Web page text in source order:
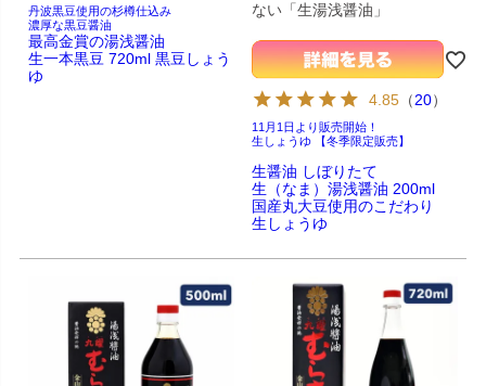
丹波黒豆使用の杉樽仕込み
濃厚な黒豆醤油
最高金賞の湯浅醤油
生一本黒豆 720ml 黒豆しょう
ゆ
ない「生湯浅醤油」
4.85 （20）
11月1日より販売開始！
生しょうゆ 【冬季限定販売】
生醤油 しぼりたて
生（なま）湯浅醤油 200ml
国産丸大豆使用のこだわり
生しょうゆ